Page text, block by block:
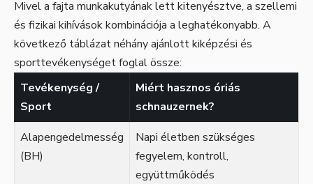
Mivel a fajta munkakutyának lett kitenyésztve, a szellemi
és fizikai kihívások kombinációja a leghatékonyabb. A
következő táblázat néhány ajánlott kiképzési és
sporttevékenységet foglal össze:
Tevékenység /
Sport
Miért hasznos óriás
schnauzernek?
Alapengedelmesség
(BH)
Napi életben szükséges
fegyelem, kontroll,
együttműködés